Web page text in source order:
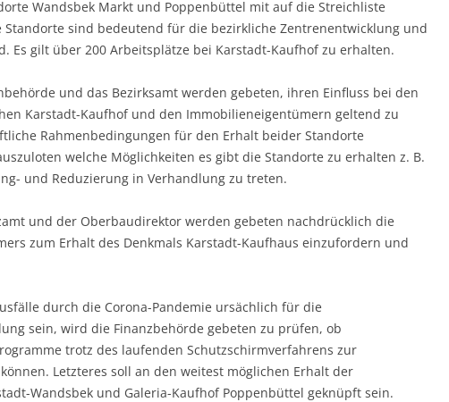
Wandsbek Markt und Poppenbüttel mit auf die Streichliste
Standorte sind bedeutend für die bezirkliche Zentrenentwicklung und
Es gilt über 200 Arbeitsplätze bei Karstadt-Kaufhof zu erhalten.
und das Bezirksamt werden gebeten, ihren Einfluss bei den
Karstadt-Kaufhof und den Immobilieneigentümern geltend zu
Rahmenbedingungen für den Erhalt beider Standorte
welche Möglichkeiten es gibt die Standorte zu erhalten z. B.
und Reduzierung in Verhandlung zu treten.
und der Oberbaudirektor werden gebeten nachdrücklich die
zum Erhalt des Denkmals Karstadt-Kaufhaus einzufordern und
durch die Corona-Pandemie ursächlich für die
sein, wird die Finanzbehörde gebeten zu prüfen, ob
trotz des laufenden Schutzschirmverfahrens zur
Letzteres soll an den weitest möglichen Erhalt der
Wandsbek und Galeria-Kaufhof Poppenbüttel geknüpft sein.